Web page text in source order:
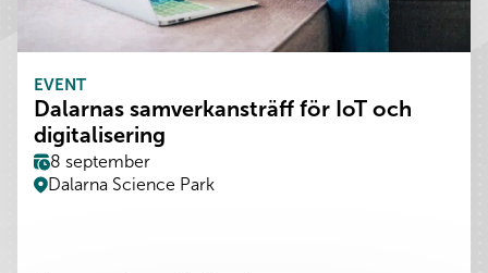
EVENT
Dalarnas samverkansträff för IoT och
digitalisering
8 september
Dalarna Science Park